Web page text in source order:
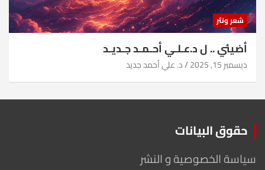
شعر ونثر
أضيئي .. ل د.عـلـي أحـمـد جـديـد
ديسمبر 15, 2025 د. علي أحمد جديد
حقوق البيانات
سياسة الخصوصية و النشر